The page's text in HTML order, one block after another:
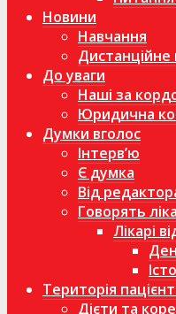
Новини
Навчання
Дистанційне
До уваги
Наші за
Юридична
Думки вголос
Інтерв’ю
Є думка
Від
Говорять
Лікарі
Територія
Дієти та